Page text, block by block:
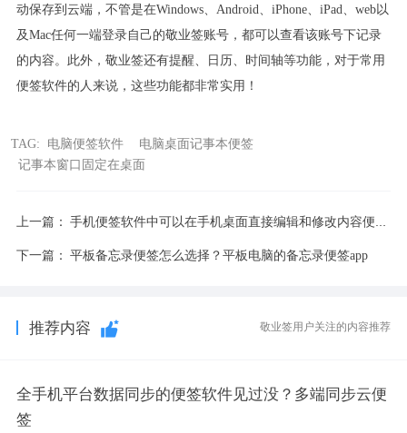
动保存到云端，不管是在Windows、Android、iPhone、iPad、web以
及Mac任何一端登录自己的敬业签账号，都可以查看该账号下记录
的内容。此外，敬业签还有提醒、日历、时间轴等功能，对于常用
便签软件的人来说，这些功能都非常实用！
TAG: 电脑便签软件
电脑桌面记事本便签
记事本窗口固定在桌面
上一篇： 手机便签软件中可以在手机桌面直接编辑和修改内容便签软件是什么
下一篇： 平板备忘录便签怎么选择？平板电脑的备忘录便签app
推荐内容 敬业签用户关注的内容推荐
全手机平台数据同步的便签软件见过没？多端同步云便
签